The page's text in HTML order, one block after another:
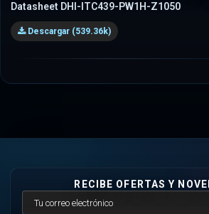
Datasheet DHI-ITC439-PW1H-Z1050
Descargar (539.36k)
RECIBE OFERTAS Y